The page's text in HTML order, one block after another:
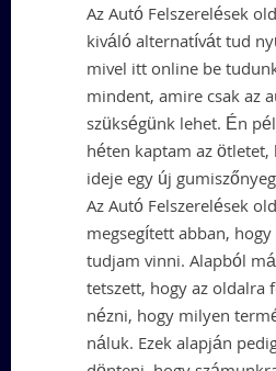
Az Autó Felszerelések
kiváló alternatívát tud
mivel itt online be
mindent, amire csak az
szükségünk lehet. Én
héten kaptam az
ideje egy új
Az Autó Felszerelések
megsegített abban,
tudjam vinni. Alapból
tetszett, hogy az oldalra
nézni, hogy milyen
náluk. Ezek alapján